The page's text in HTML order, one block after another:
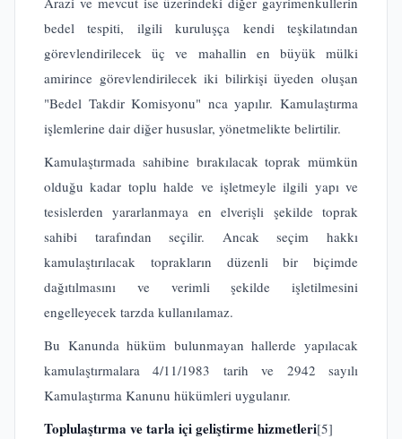
bedel tespiti, ilgili kuruluşça kendi teşkilatından
görevlendirilecek üç ve mahallin en büyük mülki
amirince görevlendirilecek iki bilirkişi üyeden oluşan
"Bedel Takdir Komisyonu" nca yapılır. Kamulaştırma
işlemlerine dair diğer hususlar, yönetmelikte belirtilir.
Kamulaştırmada sahibine bırakılacak toprak mümkün
olduğu kadar toplu halde ve işletmeyle ilgili yapı ve
tesislerden yararlanmaya en elverişli şekilde toprak
sahibi tarafından seçilir. Ancak seçim hakkı
kamulaştırılacak toprakların düzenli bir biçimde
dağıtılmasını ve verimli şekilde işletilmesini
engelleyecek tarzda kullanılamaz.
Bu Kanunda hüküm bulunmayan hallerde yapılacak
kamulaştırmalara 4/11/1983 tarih ve 2942 sayılı
Kamulaştırma Kanunu hükümleri uygulanır.
Toplulaştırma ve tarla içi geliştirme hizmetleri[5]